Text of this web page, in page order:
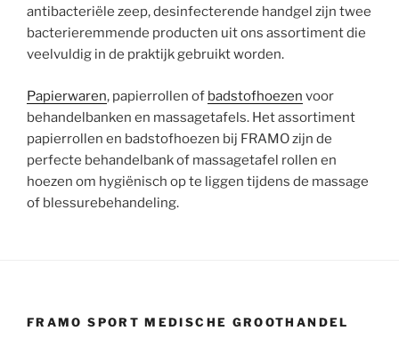
antibacteriële zeep, desinfecterende handgel zijn twee
bacterieremmende producten uit ons assortiment die
veelvuldig in de praktijk gebruikt worden.
Papierwaren, papierrollen of badstofhoezen voor
behandelbanken en massagetafels. Het assortiment
papierrollen en badstofhoezen bij FRAMO zijn de
perfecte behandelbank of massagetafel rollen en
hoezen om hygiënisch op te liggen tijdens de massage
of blessurebehandeling.
FRAMO SPORT MEDISCHE GROOTHANDEL